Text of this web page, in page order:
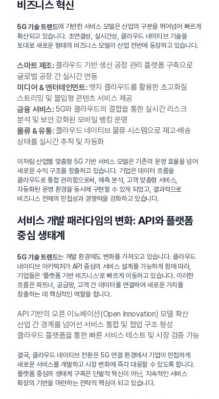
비즈니스 혁신
5G 기술 트렌드에 기반한 서비스 모델은 산업의 구분을 뛰어넘어 빠르게
확산되고 있습니다. 초연결성, 실시간성, 클라우드 네이티브 기술을
토대로 새로운 형태의 비즈니스 모델이 산업 전반에 등장하고 있습니다.
스마트 제조:클라우드 기반 생산 공정 관리 플랫폼 구축으로
글로벌 공장 간 실시간 연동
미디어 & 엔터테인먼트:엣지 클라우드를 활용한 초고화질
스트리밍 및 몰입형 콘텐츠 서비스 제공
금융 서비스:5G와 클라우드의 결합을 통한 실시간 리스크
분석 및 보안 강화된 모바일 뱅킹 운영
물류 & 유통:클라우드 네이티브 물류 시스템으로 재고·배송
상태를 실시간 추적 및 자동화
이처럼 산업별 맞춤형 5G 기반 서비스 모델은 기존의 운영 효율을 넘어
새로운 수익 구조를 창출하고 있습니다. 기업은 데이터 흐름을
클라우드로 통합 관리함으로써, 예측 분석, 고객 맞춤형 서비스,
자동화된 운영 환경을 동시에 구현할 수 있게 되었고, 결과적으로
비즈니스 전체의 민첩성과 경쟁력을 강화하고 있습니다.
서비스 개발 패러다임의 변화: API와 플랫폼
중심 생태계
5G 기술 트렌드는 개발 환경에도 변화를 가져오고 있습니다. 클라우드
네이티브 아키텍처가 API 중심의 서비스 설계를 가능하게 함에 따라,
기업들은 ‘플랫폼 기반 비즈니스’로 빠르게 이동하고 있습니다. 이러한
흐름은 파트너, 공급망, 고객 간 데이터를 연결하여 새로운 가치를
창출하는 데 핵심적인 역할을 합니다.
API 기반의 오픈 이노베이션(Open Innovation) 모델 확산
산업 간 경계를 넘어선 서비스 통합 및 협업 구조 형성
클라우드 플랫폼을 통한 빠른 서비스 테스트 및 시장 검증 가능
결국, 클라우드 네이티브 전환은 5G 연결 환경에서 기업이 민첩하게
새로운 서비스를 개발하고 시장 변화에 즉각 대응할 수 있도록 합니다.
플랫폼 중심의 생태계 구축은 단발적 혁신이 아닌, 지속적인 서비스
확장의 기반을 마련하는 전략적 핵심이 되고 있습니다.